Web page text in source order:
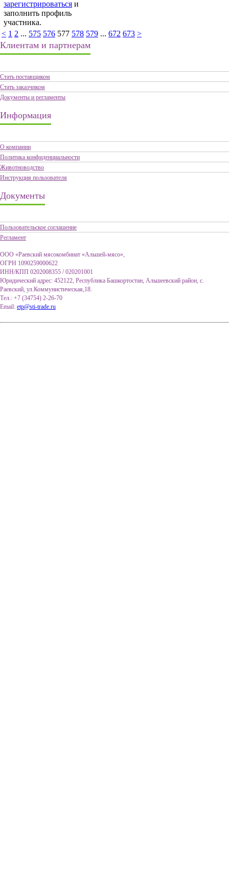
< 1 2 ... 575 576 577 578 579 ... 672 673 >
зарегистрироваться и
заполнить профиль
участника.
Клиентам и партнерам
Стать поставщиком
Стать заказчиком
Документы и регламенты
Информация
О компании
Политика конфиденциальности
Животноводство
Инструкция пользователя
Документы
Пользовательское соглашение
Регламент
ООО «Раевский мясокомбинат «Альшей-мясо»,
ОГРН 1090259000622
ИНН/КПП 0202008355 / 020201001
Юридический адрес: 452122, Республика Башкортостан, Альшеевский район, с.
Раевский, ул.Коммунистическая,18.
Тел.: +7 (34754) 2-26-70
Email: etp@sti-trade.ru